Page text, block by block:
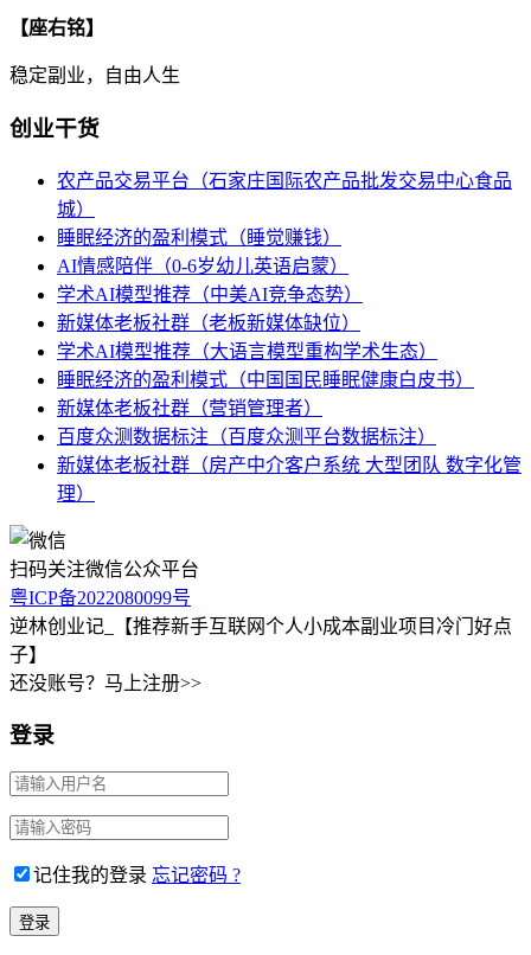
【座右铭】
稳定副业，自由人生
创业干货
农产品交易平台（石家庄国际农产品批发交易中心食品
城）
睡眠经济的盈利模式（睡觉赚钱）
AI情感陪伴（0-6岁幼儿英语启蒙）
学术AI模型推荐（中美AI竞争态势）
新媒体老板社群（老板新媒体缺位）
学术AI模型推荐（大语言模型重构学术生态）
睡眠经济的盈利模式（中国国民睡眠健康白皮书）
新媒体老板社群（营销管理者）
百度众测数据标注（百度众测平台数据标注）
新媒体老板社群（房产中介客户系统 大型团队 数字化管
理）
扫码关注微信公众平台
粤ICP备2022080099号
逆林创业记_【推荐新手互联网个人小成本副业项目冷门好点
子】
还没账号？马上注册>>
登录
记住我的登录 忘记密码 ?